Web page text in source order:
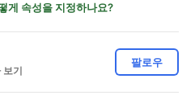
게 속성을 지정하나요?
기
팔로우